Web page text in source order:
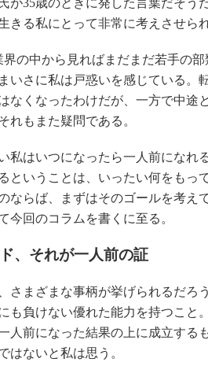
35歳のときに発した言葉だそう
きる私にとって非常に考えさせら
の中から見ればまだまだ若手の部
いさに私は戸惑いを感じている。
なくなったわけだが、一方で中途
れもまた疑問である。
はいつになったら一人前になれ
ということは、いったい何をもっ
ならば、まずはそのゴールを考え
今回のコラムを書くに至る。
、それが一人前の証
まざまな事柄が挙げられるだろ
も負けない優れた能力を持つこと
人前になった結果の上に成立する
はないと私は思う。